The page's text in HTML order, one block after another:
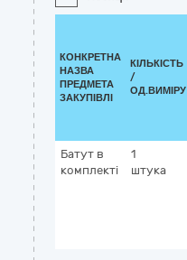
КОНКРЕТНА
НАЗВА
ПРЕДМЕТА
ЗАКУПІВЛІ
КІЛЬКІСТЬ
/
ОД.ВИМІРУ
Батут в
комплекті
1
штука